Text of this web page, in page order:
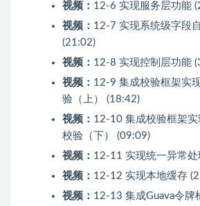
视频： 12-6 实现服务层功能
视频： 12-7 实现系统级字段
(21:02)
视频： 12-8 实现控制层功能
视频： 12-9 集成校验框架实
验（上） (18:42)
视频： 12-10 集成校验框架
校验（下） (09:09)
视频： 12-11 实现统一异常
视频： 12-12 实现本地缓存
视频： 12-13 集成Guava令牌